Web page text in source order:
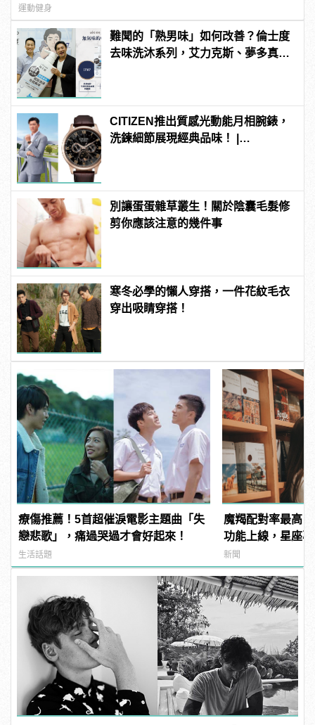
運動健身
難聞的「熟男味」如何改善？倫士度
去味洗沐系列，艾力克斯、夢多真情
CITIZEN推出質感光動能月相腕錶，
洗鍊細節展現經典品味！ |
別讓蛋蛋雜草叢生！關於陰囊毛髮修
剪你應該注意的幾件事
寒冬必學的懶人穿搭，一件花紋毛衣
穿出吸睛穿搭！
療傷推薦！5首超催淚電影主題曲「失
戀悲歌」，痛過哭過才會好起來！
生活話題
魔羯配對率最高
功能上線，星座
新聞